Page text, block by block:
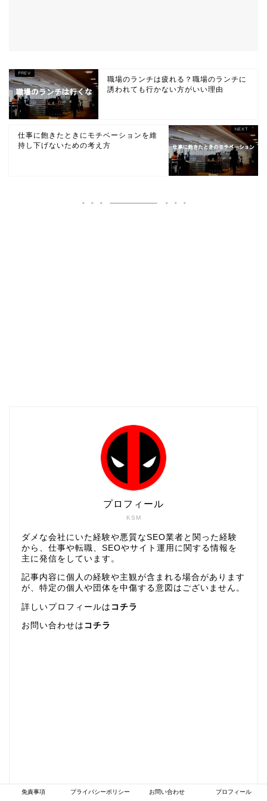
職場のランチは疲れる？職場のランチに
誘われても行かない方がいい理由
仕事に飽きたときにモチベーションを維
持し下げないための考え方
KSM
プロフィール
ダメな会社にいた経験や悪質なSEO業者と関った経験
から、仕事や転職、SEOやサイト運用に関する情報を
主に発信をしています。
記事内容に個人の経験や主観が含まれる場合があります
が、特定の個人や団体を中傷する意図はございません。
詳しいプロフィールは コチラ
お問い合わせは コチラ
免責事項 プライバシーポリシー お問い合わせ プロフィール